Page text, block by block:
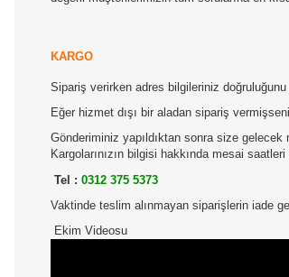
KARGO
Sipariş verirken adres bilgileriniz
Eğer hizmet dışı bir aladan sipariş
Gönderiminiz yapıldıktan sonra size
Kargolarınızın bilgisi hakkında mesai
Tel : 0312 375 5373
Vaktinde teslim alınmayan siparişlerin iade
Ekim Videosu